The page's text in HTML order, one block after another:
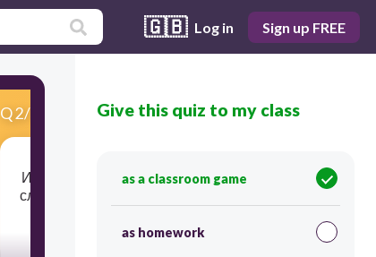
🇬🇧 Log in Sign up FREE
Q2/12 Score 0
Изменяемая значимая часть слова, которая
служит для образования форм одного слова
предложениях - это
Give this quiz to my class
as a classroom game
as homework